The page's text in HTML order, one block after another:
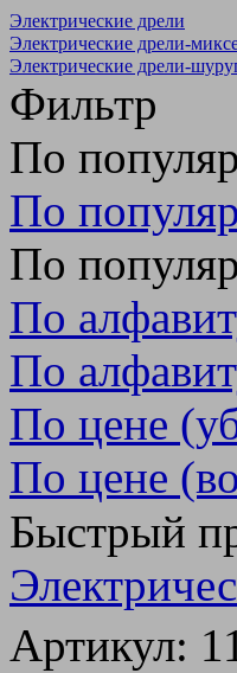
Электрические дрели
Электрические дрели-
Электрические дрели-
Фильтр
По
По
По
По
По
По цене
По цене
Быстрый
Артикул: